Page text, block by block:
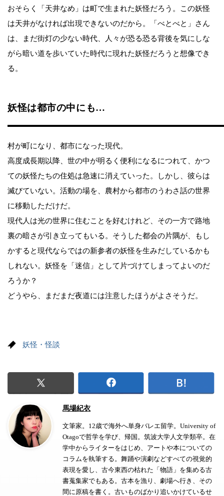
おそらく「天井なめ」は町で生まれた妖怪だろう。この妖怪
は天井がなければ出現できないのだから。「べとべと」さん
は、まだ街灯の少ない時代、人々が恐る恐る背後を気にしな
がら暗い道を歩いていた時代に現れた妖怪だろうと想像でき
る。
妖怪は都市の中にも…
村が町になり、都市になった現代。
高度成長期以降、世の中が明るく便利になるにつれて、かつ
ての妖怪たちの住処は急速に消えていった。しかし、彼らは
滅びていない。活動の場を、農村から都市のうわさ話の世界
に移動しただけだ。
現代人は光の世界に住むことを好むけれど、その一方で路地
裏の暗さが引き立ってもいる。そうした都会の片隅が、もし
かすると現代ならではの新参者の妖怪を生みだしているかも
しれない。妖怪を「迷信」として片づけてしまってよいのだ
ろうか？
どうやら、まだまだ夜道には注意したほうがよさそうだ。
妖怪・怪談
馬場紀衣
文筆家。12歳で海外へ単身バレエ留学。University of
Otagoで哲学を学び、帰国。筑波大学人文学類卒。在
学中からライターをはじめ、アートや本についての
コラムを執筆する。舞踊や演劇などすべての視覚的
表現を愛し、古今東西の枯れた「物語」を集める古
書蒐集家でもある。古本を漁り、劇場へ行き、その
間に原稿を書く。古いものばかり追いかけているせ